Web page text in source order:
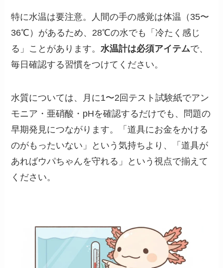
特に水温は要注意。人間の手の感覚は体温（35〜
36℃）があるため、28℃の水でも「冷たく感じ
る」ことがあります。 水温計は必須アイテムで、
毎日確認する習慣をつけてください。
水質については、月に1〜2回テスト試験紙でアン
モニア・亜硝酸・pHを確認するだけでも、問題の
早期発見につながります。「道具にお金をかける
のがもったいない」という気持ちより、「道具が
あればウパちゃんを守れる」という視点で揃えて
ください。